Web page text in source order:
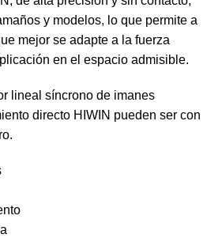
y modelos, lo que permite a
mejor se adapte a la fuerza
en el espacio admisible.
lineal síncrono de imanes
directo HIWIN pueden ser con